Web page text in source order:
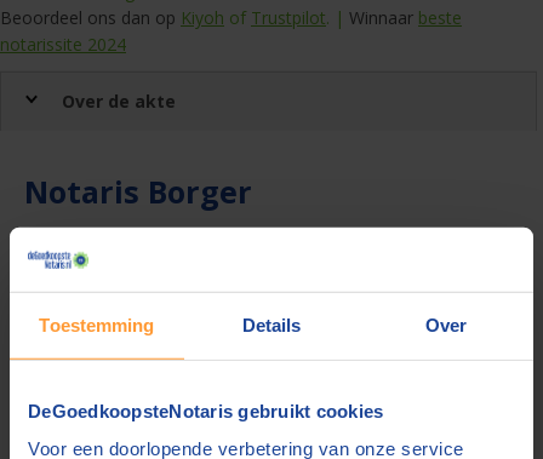
Toestemming Details Over
DeGoedkoopsteNotaris gebruikt cookies
Voor een doorlopende verbetering van onze service
Beoordeel ons dan op Kiyoh of Trustpilot. | Winnaar beste
notarissite 2024
Over de akte
Notaris Borger
Zoekt u een notaris in Borger voor uw notariële akte? Wij
geven u een overzicht van de notariskantoren die u rondom
Borger vindt. U kunt ook zoeken naar anderenotarissen in de
provincie Drenthe
. Wij geven u een overzicht van notarissen
die hun tarieven met ons delen.
helpt u met het vinden van tal van notariële aktes, zoals het
erfrechten eenhypotheek- en leveringsakte.